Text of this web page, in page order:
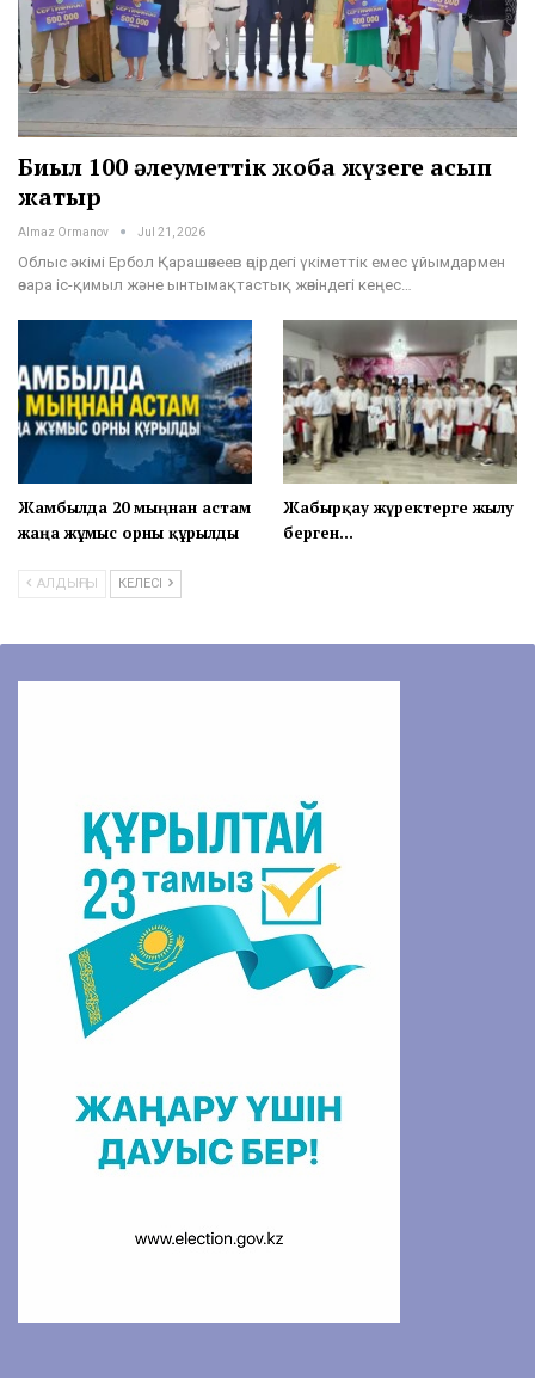
Биыл 100 әлеуметтік жоба жүзеге асып
жатыр
Almaz Ormanov Jul 21, 2026
Облыс әкімі Ербол Қарашөкеев өңірдегі үкіметтік емес ұйымдармен
өзара іс-қимыл және ынтымақтастық жөніндегі кеңес…
Жамбылда 20 мыңнан астам
жаңа жұмыс орны құрылды
Жабырқау жүректерге жылу
берген…
АЛДЫҢҒЫ КЕЛЕСІ